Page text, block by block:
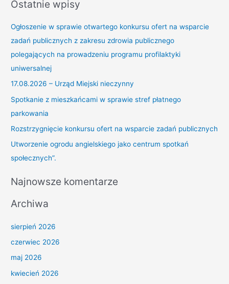
u
d
a
:
Ostatnie wpisy
Ogłoszenie w sprawie otwartego konkursu ofert na wsparcie
zadań publicznych z zakresu zdrowia publicznego
polegających na prowadzeniu programu profilaktyki
uniwersalnej
17.08.2026 – Urząd Miejski nieczynny
Spotkanie z mieszkańcami w sprawie stref płatnego
parkowania
Rozstrzygnięcie konkursu ofert na wsparcie zadań publicznych
Utworzenie ogrodu angielskiego jako centrum spotkań
społecznych”.
Najnowsze komentarze
Archiwa
sierpień 2026
czerwiec 2026
maj 2026
kwiecień 2026